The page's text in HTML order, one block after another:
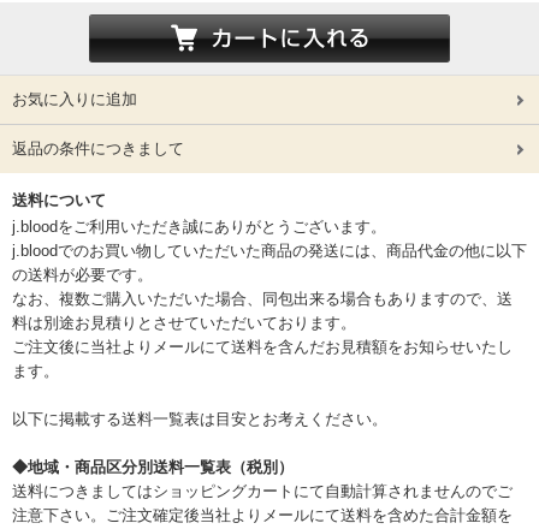
お気に入りに追加
返品の条件につきまして
送料について
j.bloodをご利用いただき誠にありがとうございます。
j.bloodでのお買い物していただいた商品の発送には、商品代金の他に以下
の送料が必要です。
なお、複数ご購入いただいた場合、同包出来る場合もありますので、送
料は別途お見積りとさせていただいております。
ご注文後に当社よりメールにて送料を含んだお見積額をお知らせいたし
ます。
以下に掲載する送料一覧表は目安とお考えください。
◆地域・商品区分別送料一覧表（税別）
送料につきましてはショッピングカートにて自動計算されませんのでご
注意下さい。ご注文確定後当社よりメールにて送料を含めた合計金額を